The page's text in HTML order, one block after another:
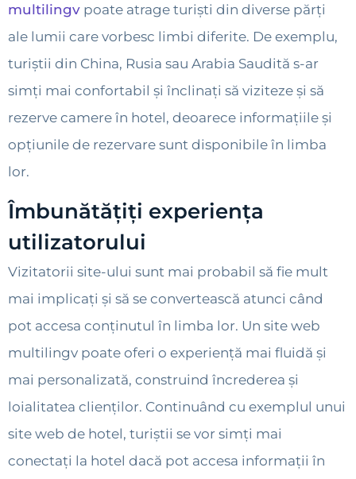
multilingv poate atrage turiști din diverse părți
ale lumii care vorbesc limbi diferite. De exemplu,
turiștii din China, Rusia sau Arabia Saudită s-ar
simți mai confortabil și înclinați să viziteze și să
rezerve camere în hotel, deoarece informațiile și
opțiunile de rezervare sunt disponibile în limba
lor.
Îmbunătățiți experiența
utilizatorului
Vizitatorii site-ului sunt mai probabil să fie mult
mai implicați și să se convertească atunci când
pot accesa conținutul în limba lor. Un site web
multilingv poate oferi o experiență mai fluidă și
mai personalizată, construind încrederea și
loialitatea clienților. Continuând cu exemplul unui
site web de hotel, turiștii se vor simți mai
conectați la hotel dacă pot accesa informații în